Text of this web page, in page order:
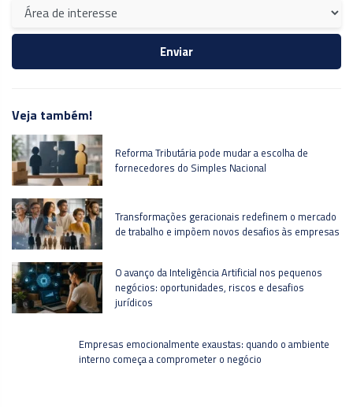
Veja também!
Reforma Tributária pode mudar a escolha de
fornecedores do Simples Nacional
Transformações geracionais redefinem o mercado
de trabalho e impõem novos desafios às empresas
O avanço da Inteligência Artificial nos pequenos
negócios: oportunidades, riscos e desafios
jurídicos
Empresas emocionalmente exaustas: quando o ambiente
interno começa a comprometer o negócio